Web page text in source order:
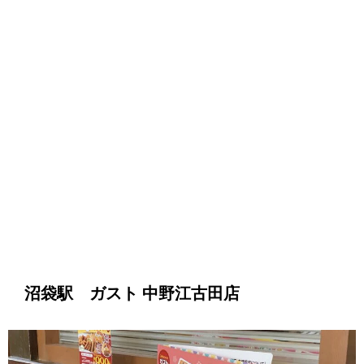
沼袋駅 ガスト 中野江古田店